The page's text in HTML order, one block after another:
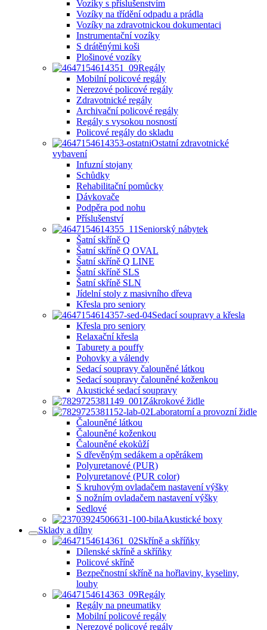
Vozíky s příslušenstvím
Vozíky na třídění odpadu a prádla
Vozíky na zdravotnickou dokumentaci
Instrumentační vozíky
S drátěnými koši
Plošinové vozíky
Regály
Mobilní policové regály
Nerezové policové regály
Zdravotnické regály
Archivační policové regály
Regály s vysokou nosností
Policové regály do skladu
Ostatní zdravotnické
vybavení
Infuzní stojany
Schůdky
Rehabilitační pomůcky
Dávkovače
Podpěra pod nohu
Příslušenství
Seniorský nábytek
Šatní skříně Q
Šatní skříně Q OVAL
Šatní skříně Q LINE
Šatní skříně SLS
Šatní skříně SLN
Jídelní stoly z masivního dřeva
Křesla pro seniory
Sedací soupravy a křesla
Křesla pro seniory
Relaxační křesla
Taburety a pouffy
Pohovky a válendy
Sedací soupravy čalouněné látkou
Sedací soupravy čalouněné koženkou
Akustické sedací soupravy
Zákrokové židle
Laboratorní a provozní židle
Čalouněné látkou
Čalouněné koženkou
Čalouněné ekokůží
S dřevěným sedákem a opěrákem
Polyuretanové (PUR)
Polyuretanové (PUR color)
S kruhovým ovladačem nastavení výšky
S nožním ovladačem nastavení výšky
Sedlové
Akustické boxy
Sklady a dílny
Skříně a skříňky
Dílenské skříně a skříňky
Policové skříně
Bezpečnostní skříně na hořlaviny, kyseliny,
louhy
Regály
Regály na pneumatiky
Mobilní policové regály
Nerezové policové regály